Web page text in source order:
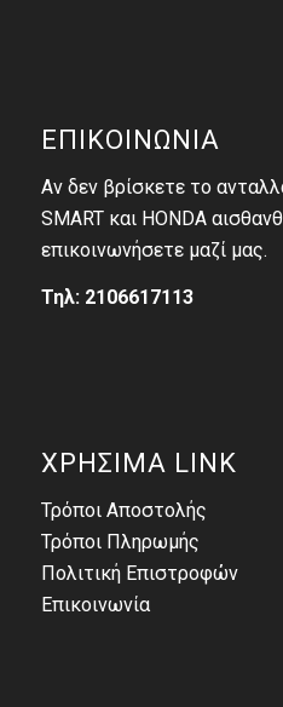
ΕΠΙΚΟΙΝΩΝΙΑ
Αν δεν βρίσκετε το
SMART και HONDA
επικοινωνήσετε μαζί μας.
Τηλ: 2106617113
ΧΡΗΣΙΜΑ LINK
Τρόποι Αποστολής
Τρόποι Πληρωμής
Πολιτική Επιστροφών
Επικοινωνία